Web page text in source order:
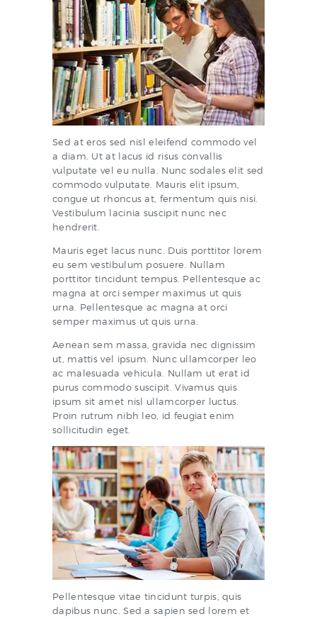
Sed at eros sed nisl eleifend commodo vel
a diam. Ut at lacus id risus convallis
vulputate vel eu nulla. Nunc sodales elit sed
commodo vulputate. Mauris elit ipsum,
congue ut rhoncus at, fermentum quis nisi.
Vestibulum lacinia suscipit nunc nec
hendrerit.
Mauris eget lacus nunc. Duis porttitor lorem
eu sem vestibulum posuere. Nullam
porttitor tincidunt tempus. Pellentesque ac
magna at orci semper maximus ut quis
urna. Pellentesque ac magna at orci
semper maximus ut quis urna.
Aenean sem massa, gravida nec dignissim
ut, mattis vel ipsum. Nunc ullamcorper leo
ac malesuada vehicula. Nullam ut erat id
purus commodo suscipit. Vivamus quis
ipsum sit amet nisl ullamcorper luctus.
Proin rutrum nibh leo, id feugiat enim
sollicitudin eget.
Pellentesque vitae tincidunt turpis, quis
dapibus nunc. Sed a sapien sed lorem et